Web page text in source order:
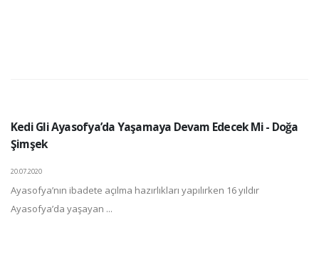
Kedi Gli Ayasofya’da Yaşamaya Devam Edecek Mi - Doğa
Şimşek
20.07.2020
Ayasofya’nın ibadete açılma hazırlıkları yapılırken 16 yıldır
Ayasofya’da yaşayan ...